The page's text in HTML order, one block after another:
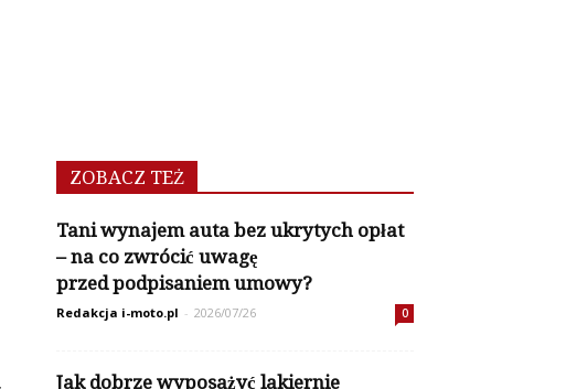
ZOBACZ TEŻ
Tani wynajem auta bez ukrytych opłat
– na co zwrócić uwagę
przed podpisaniem umowy?
Redakcja i-moto.pl - 2026/07/26 0
Jak dobrze wyposażyć lakiernie